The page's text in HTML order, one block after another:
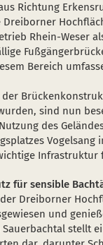
Richtung
Rhein-Weser
Bereich
der
sind nun
des
Vogelsang
Infrastruktur
für sensible
Dreiborner
und
Sauerbachtal stellt